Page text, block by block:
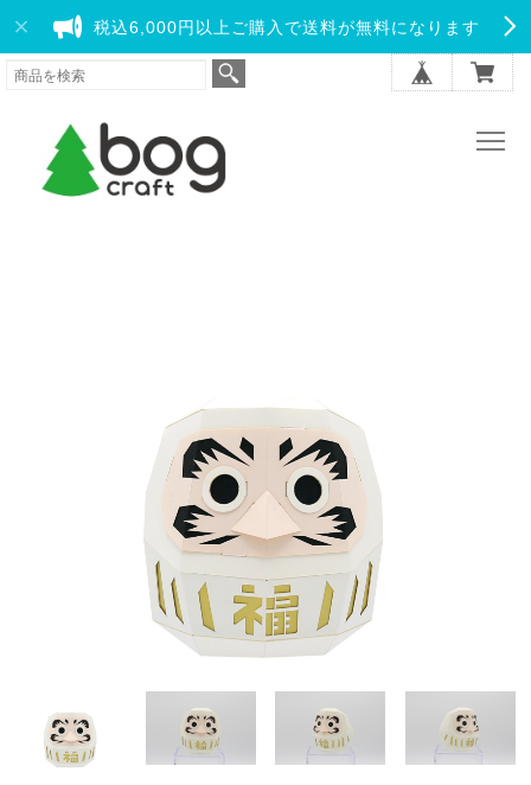
税込6,000円以上ご購入で送料が無料になります